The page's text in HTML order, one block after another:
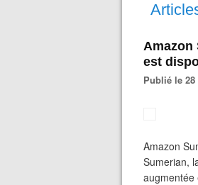
Amazon
est
Publié le
Amazon
Sumerian,
augmentée